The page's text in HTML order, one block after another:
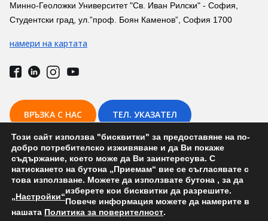
Минно-Геоложки Университет "Св. Иван Рилски" - София,
Студентски град, ул.”проф. Боян Каменов”, София 1700
намери на картата
ВРЪЗКА С НАС ТЕЛ. УКАЗАТЕЛ
Студентска сесия – конкурс на тема: Геоложкото наследство на
България
Този сайт използва "бисквитки" за предоставяне на по-
добро потребителско изживяване и да Ви покаже
съдържание, което може да Ви заинтересува. С
натискането на бутона „Приемам“ вие се съгласявате с
това използване. Можете да използвате бутона
„Настройки“
, за да
изберете кои бисквитки да разрешите.
Повече информация можете да намерите в
нашата Политика за поверителност.